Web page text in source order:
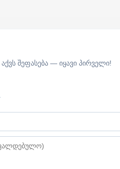
შეფასება — იყავი პირველი!